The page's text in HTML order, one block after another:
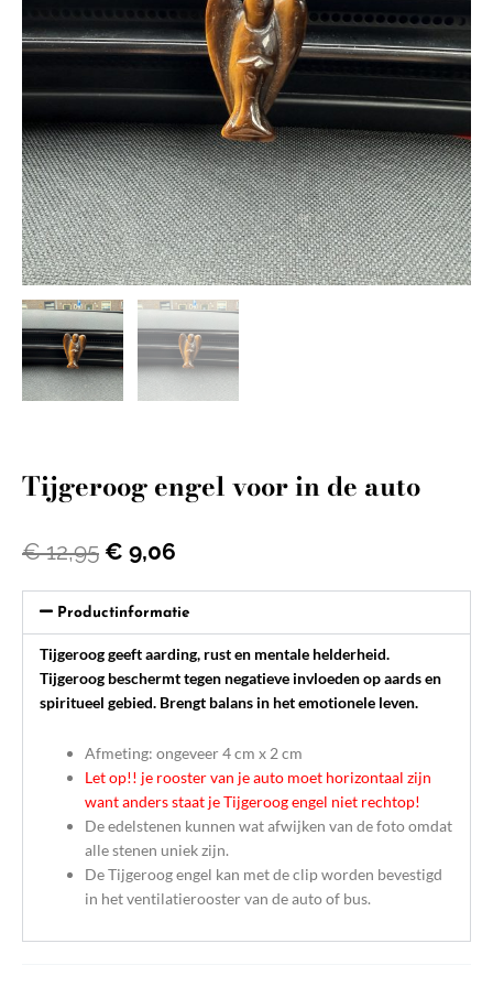
Tijgeroog engel voor in de auto
€12,95 Oorspronkelijke
was:
€ 12,95.
€ 9,06
is:
€ 9,06.
Productinformatie
Tijgeroog geeft aarding, rust en mentale helderheid.
Tijgeroog beschermt tegen negatieve invloeden op aards en
spiritueel gebied. Brengt balans in het emotionele leven.
Afmeting: ongeveer 4 cm x 2 cm
Let op!! je rooster van je auto moet horizontaal zijn
want anders staat je Tijgeroog engel niet rechtop!
De edelstenen kunnen wat afwijken van de foto omdat
alle stenen uniek zijn.
De Tijgeroog engel kan met de clip worden bevestigd
in het ventilatierooster van de auto of bus.